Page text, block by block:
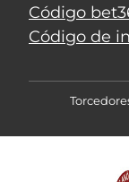
Código
Código de